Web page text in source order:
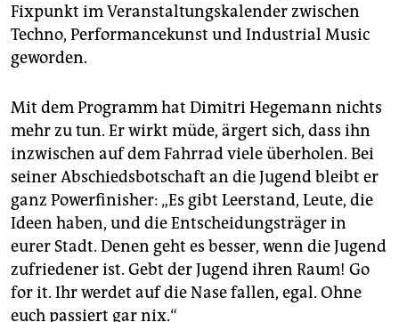
Fixpunkt im Veranstaltungskalender zwischen
Techno, Performancekunst und Industrial Music
geworden.
Mit dem Programm hat Dimitri Hegemann nichts
mehr zu tun. Er wirkt müde, ärgert sich, dass ihn
inzwischen auf dem Fahrrad viele überholen. Bei
seiner Abschiedsbotschaft an die Jugend bleibt er
ganz Powerfinisher: „Es gibt Leerstand, Leute, die
Ideen haben, und die Entscheidungsträger in
eurer Stadt. Denen geht es besser, wenn die Jugend
zufriedener ist. Gebt der Jugend ihren Raum! Go
for it. Ihr werdet auf die Nase fallen, egal. Ohne
euch passiert gar nix.“